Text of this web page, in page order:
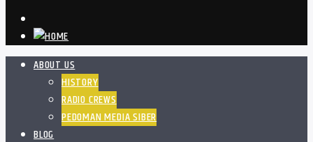
ABOUT US
HISTORY
RADIO CREWS
PEDOMAN MEDIA SIBER
BLOG